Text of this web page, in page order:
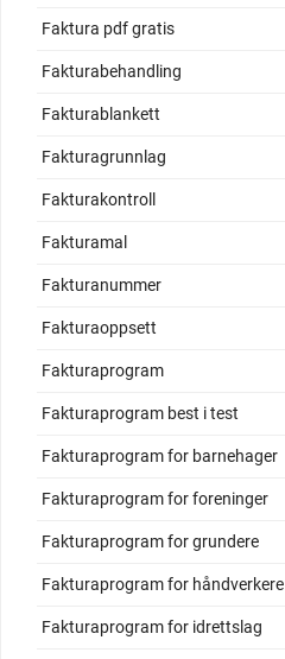
Faktura pdf gratis
Fakturabehandling
Fakturablankett
Fakturagrunnlag
Fakturakontroll
Fakturamal
Fakturanummer
Fakturaoppsett
Fakturaprogram
Fakturaprogram best i test
Fakturaprogram for barnehager
Fakturaprogram for foreninger
Fakturaprogram for grundere
Fakturaprogram for håndverkere
Fakturaprogram for idrettslag